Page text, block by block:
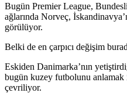
Bugün Premier League,
ağlarında Norveç,
görülüyor.
Belki de en çarpıcı değişim
Eskiden Danimarka’nın
bugün kuzey futbolunu anlamak
çevriliyor.